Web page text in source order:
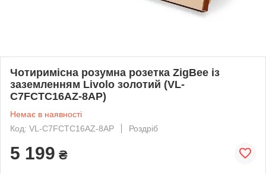
Чотиримісна розумна розетка ZigBee із
заземленням Livolo золотий (VL-
C7FCTC16AZ-8AP)
Немає в наявності
Код: VL-C7FCTC16AZ-8AP
Роздріб
5 199 ₴